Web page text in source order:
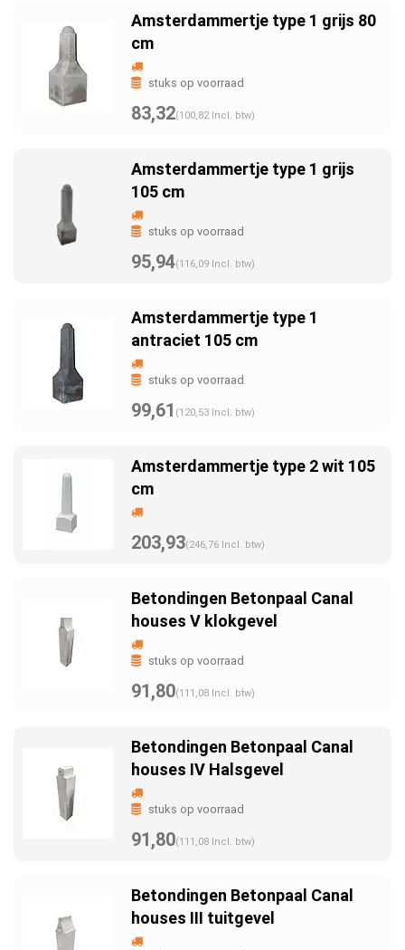
Amsterdammertje type 1 grijs 80
cm
stuks op voorraad
83,32(100,82 Incl. btw)
Amsterdammertje type 1 grijs
105 cm
stuks op voorraad
95,94(116,09 Incl. btw)
Amsterdammertje type 1
antraciet 105 cm
stuks op voorraad
99,61 (120,53 Incl. btw)
Amsterdammertje type 2 wit 105
cm
203,93(246,76 Incl. btw)
Betondingen Betonpaal Canal
houses V klokgevel
stuks op voorraad
91,80(111,08 Incl. btw)
Betondingen Betonpaal Canal
houses IV Halsgevel
stuks op voorraad
91,80(111,08 Incl. btw)
Betondingen Betonpaal Canal
houses III tuitgevel